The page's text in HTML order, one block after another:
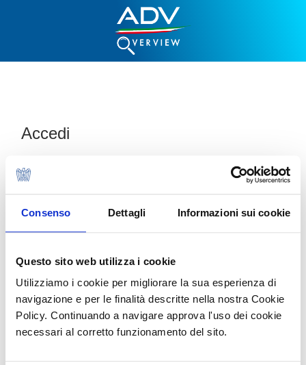
Consenso Dettagli Informazioni sui cookie
Questo sito web utilizza i cookie
Utilizziamo i cookie per migliorare la sua esperienza di
navigazione e per le finalità descritte nella nostra Cookie
Policy. Continuando a navigare approva l'uso dei cookie
necessari al corretto funzionamento del sito.
Accedi
Email:
Password:
Password dimenticata?